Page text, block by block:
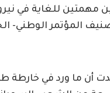
للغاية في
المؤتمر الوطني-